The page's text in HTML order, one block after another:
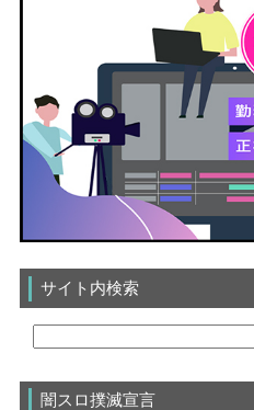
サイト内検索
闇スロ撲滅宣言